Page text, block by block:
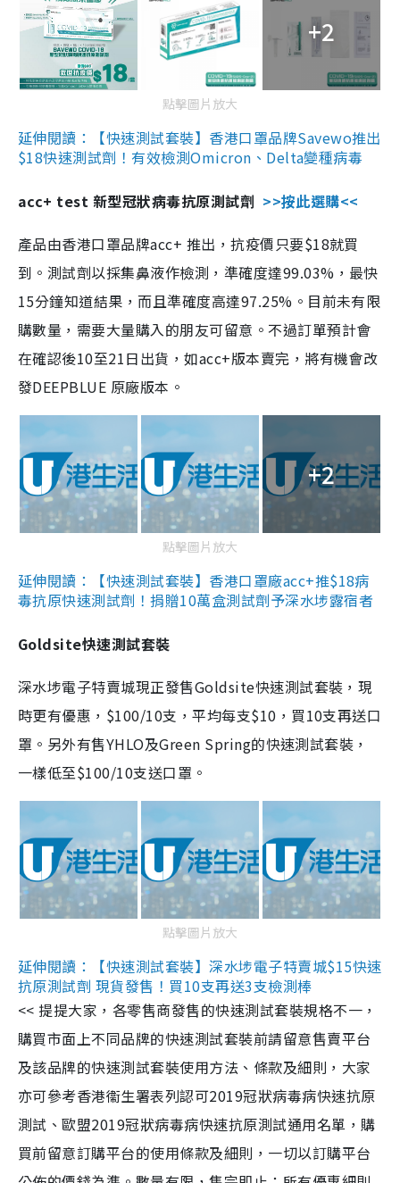
+2
點擊圖片放大
延伸閱讀：【快速測試套裝】香港口罩品牌Savewo推出
$18快速測試劑！有效檢測Omicron、Delta變種病毒
acc+ test 新型冠狀病毒抗原測試劑 >>按此選購<<
產品由香港口罩品牌acc+ 推出，抗疫價只要$18就買
到。測試劑以採集鼻液作檢測，準確度達99.03%，最快
15分鐘知道結果，而且準確度高達97.25%。目前未有限
購數量，需要大量購入的朋友可留意。不過訂單預計會
在確認後10至21日出貨，如acc+版本賣完，將有機會改
發DEEPBLUE 原廠版本。
+2
點擊圖片放大
延伸閱讀：【快速測試套裝】香港口罩廠acc+推$18病
毒抗原快速測試劑！捐贈10萬盒測試劑予深水埗露宿者
Goldsite快速測試套裝
深水埗電子特賣城現正發售Goldsite快速測試套裝，現
時更有優惠，$100/10支，平均每支$10，買10支再送口
罩。另外有售YHLO及Green Spring的快速測試套裝，
一樣低至$100/10支送口罩。
點擊圖片放大
延伸閱讀：【快速測試套裝】深水埗電子特賣城$15快速
抗原測試劑 現貨發售！買10支再送3支檢測棒
<< 提提大家，各零售商發售的快速測試套裝規格不一，
購買市面上不同品牌的快速測試套裝前請留意售賣平台
及該品牌的快速測試套裝使用方法、條款及細則，大家
亦可參考香港衞生署表列認可2019冠狀病毒病快速抗原
測試、歐盟2019冠狀病毒病快速抗原測試通用名單，購
買前留意訂購平台的使用條款及細則，一切以訂購平台